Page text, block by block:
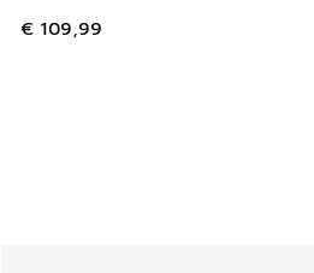
€ 109,99